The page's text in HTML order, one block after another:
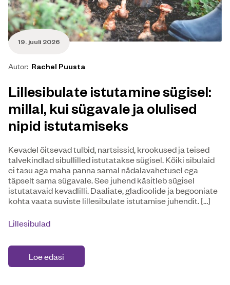
19. juuli 2026
Autor: Rachel Puusta
Lillesibulate istutamine sügisel:
millal, kui sügavale ja olulised
nipid istutamiseks
Kevadel õitsevad tulbid, nartsissid, krookused ja teised
talvekindlad sibullilled istutatakse sügisel. Kõiki sibulaid
ei tasu aga maha panna samal nädalavahetusel ega
täpselt sama sügavale. See juhend käsitleb sügisel
istutatavaid kevadlilli. Daaliate, gladioolide ja begooniate
kohta vaata suviste lillesibulate istutamise juhendit. […]
Lillesibulad
Loe edasi